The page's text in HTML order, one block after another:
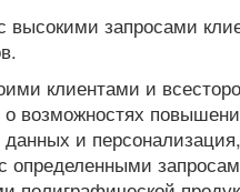
запросами
клиентами и
возможностях
и